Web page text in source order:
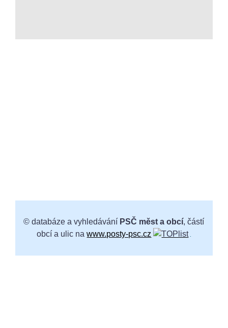
© databáze a vyhledávání PSČ měst a obcí, částí
obcí a ulic nawww.posty-psc.cz